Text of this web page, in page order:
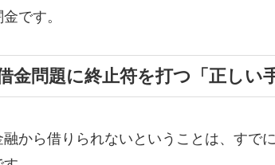
です。
金問題に終止符を打つ「正しい
から借りられないということは、すで